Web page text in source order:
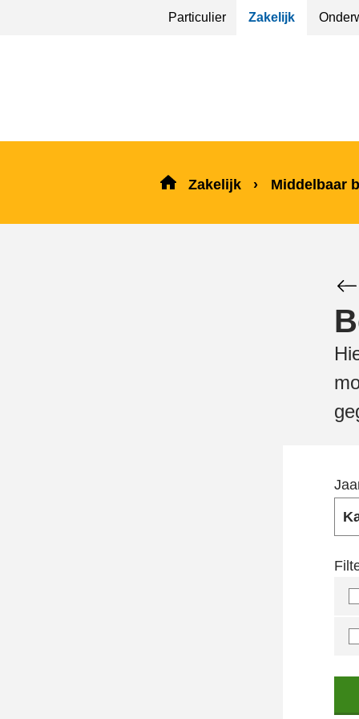
Particulier Zakelijk
Zakelijk Middelbaar